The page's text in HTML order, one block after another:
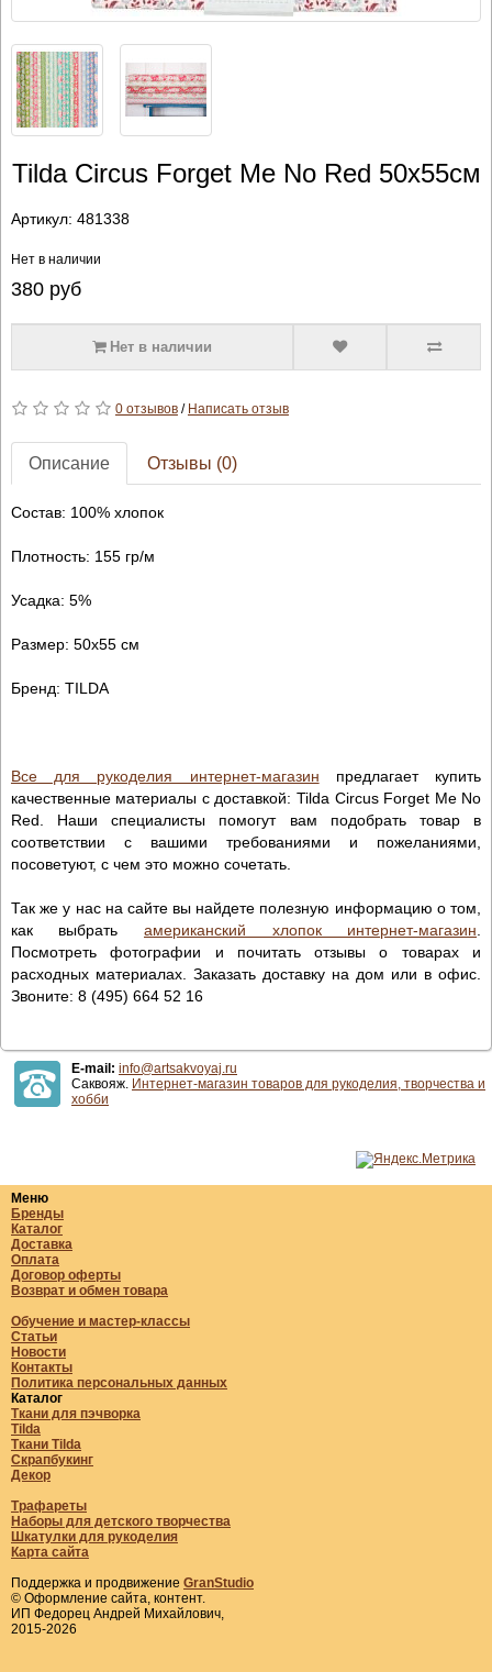
Tilda Circus Forget Me No Red 50х55см
Артикул: 481338
Нет в наличии
380руб
Нет в наличии
0 отзывов/ Написать отзыв
Описание Отзывы (0)
Состав: 100% хлопок
Плотность: 155 гр/м
Усадка: 5%
Размер: 50х55 см
Бренд: TILDA
Все для рукоделия интернет-магазин предлагает купить
качественные материалы с доставкой: Tilda Circus Forget Me No
Red. Наши специалисты помогут вам подобрать товар в
соответствии с вашими требованиями и пожеланиями,
посоветуют, с чем это можно сочетать.
Так же у нас на сайте вы найдете полезную информацию о том,
как выбрать американский хлопок интернет-магазин
Посмотреть фотографии и почитать отзывы о товарах и
расходных материалах. Заказать доставку на дом или в офис.
Звоните: 8 (495) 664 52 16
E-mail: info@artsakvoyaj.ru
Саквояж. Интернет-магазин товаров для рукоделия, творчества и
хобби
Меню
Бренды
Каталог
Доставка
Оплата
Договор оферты
Возврат и обмен товара
Обучение и мастер-классы
Статьи
Новости
Контакты
Политика персональных данных
Каталог
Ткани для пэчворка
Tilda
Ткани Tilda
Скрапбукинг
Декор
Трафареты
Наборы для детского творчества
Шкатулки для рукоделия
Карта сайта
Поддержка и продвижение GranStudio
© Оформление сайта, контент.
ИП Федорец Андрей Михайлович,
2015-2026